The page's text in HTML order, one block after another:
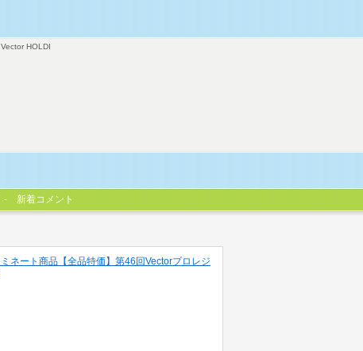
Vector HOLDI
新着コメント